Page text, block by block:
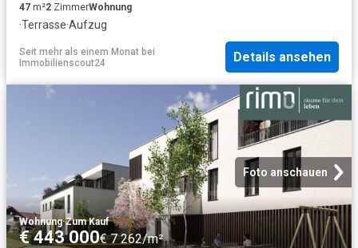
47 m²2 ZimmerWohnung
·Terrasse·Aufzug
Seit mehr als einem Monat bei
Immobilienscout24
Details ansehen
Foto anschauen
Wohnung·Zum Kauf
€ 443 000€ 7 262/m²